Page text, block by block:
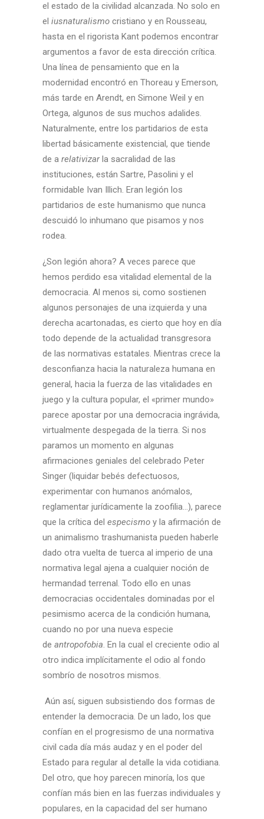
el estado de la civilidad alcanzada. No solo en
el iusnaturalismo cristiano y en Rousseau,
hasta en el rigorista Kant podemos encontrar
argumentos a favor de esta dirección crítica.
Una línea de pensamiento que en la
modernidad encontró en Thoreau y Emerson,
más tarde en Arendt, en Simone Weil y en
Ortega, algunos de sus muchos adalides.
Naturalmente, entre los partidarios de esta
libertad básicamente existencial, que tiende
de a relativizarla sacralidad de las
instituciones, están Sartre, Pasolini y el
formidable Ivan Illich. Eran legión los
partidarios de este humanismo que nunca
descuidó lo inhumano que pisamos y nos
rodea.
¿Son legión ahora? A veces parece que
hemos perdido esa vitalidad elemental de la
democracia. Al menos si, como sostienen
algunos personajes de una izquierda y una
derecha acartonadas, es cierto que hoy en día
todo depende de la actualidad transgresora
de las normativas estatales. Mientras crece la
desconfianza hacia la naturaleza humana en
general, hacia la fuerza de las vitalidades en
juego y la cultura popular, el «primer mundo»
parece apostar por una democracia ingrávida,
virtualmente despegada de la tierra. Si nos
paramos un momento en algunas
afirmaciones geniales del celebrado Peter
Singer (liquidar bebés defectuosos,
experimentar con humanos anómalos,
reglamentar jurídicamente la zoofilia…), parece
que la crítica del especismo y la afirmación de
un animalismo trashumanista pueden haberle
dado otra vuelta de tuerca al imperio de una
normativa legal ajena a cualquier noción de
hermandad terrenal. Todo ello en unas
democracias occidentales dominadas por el
pesimismo acerca de la condición humana,
cuando no por una nueva especie
de antropofobia. En la cual el creciente odio al
otro indica implícitamente el odio al fondo
sombrío de nosotros mismos.
Aún así, siguen subsistiendo dos formas de
entender la democracia. De un lado, los que
confían en el progresismo de una normativa
civil cada día más audaz y en el poder del
Estado para regular al detalle la vida cotidiana.
Del otro, que hoy parecen minoría, los que
confían más bien en las fuerzas individuales y
populares, en la capacidad del ser humano